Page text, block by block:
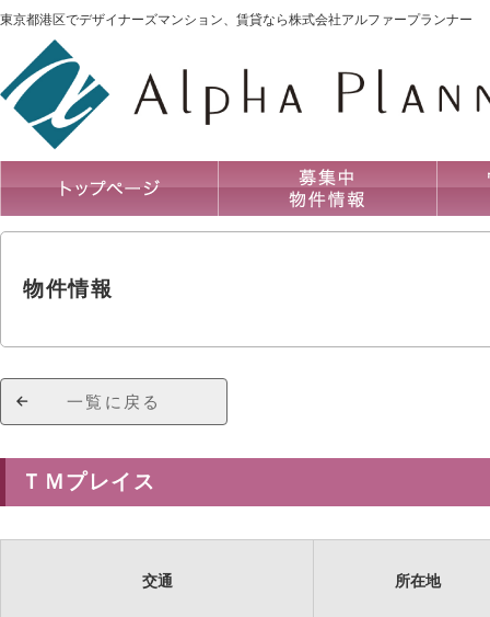
東京都港区でデザイナーズマンション、賃貸なら株式会社アルファープランナー
物件情報
一覧に戻る
ＴＭプレイス
交通 所在地